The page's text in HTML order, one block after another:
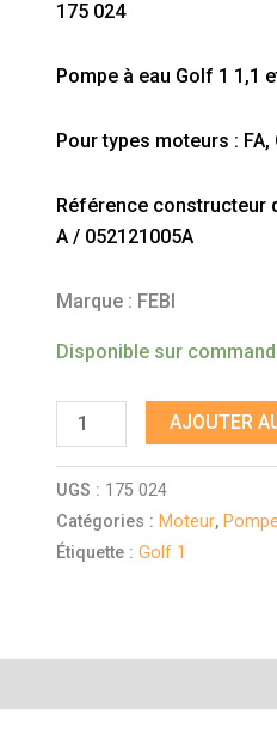
175 024
Pompe à eau Golf 1 1,1
Pour types moteurs : FA,
Référence constructeur
A / 052121005A
Marque : FEBI
Disponible sur
1,1
1,3
AJOUTER
UGS : 175 024
Catégories : Moteur,
Étiquette :Golf 1